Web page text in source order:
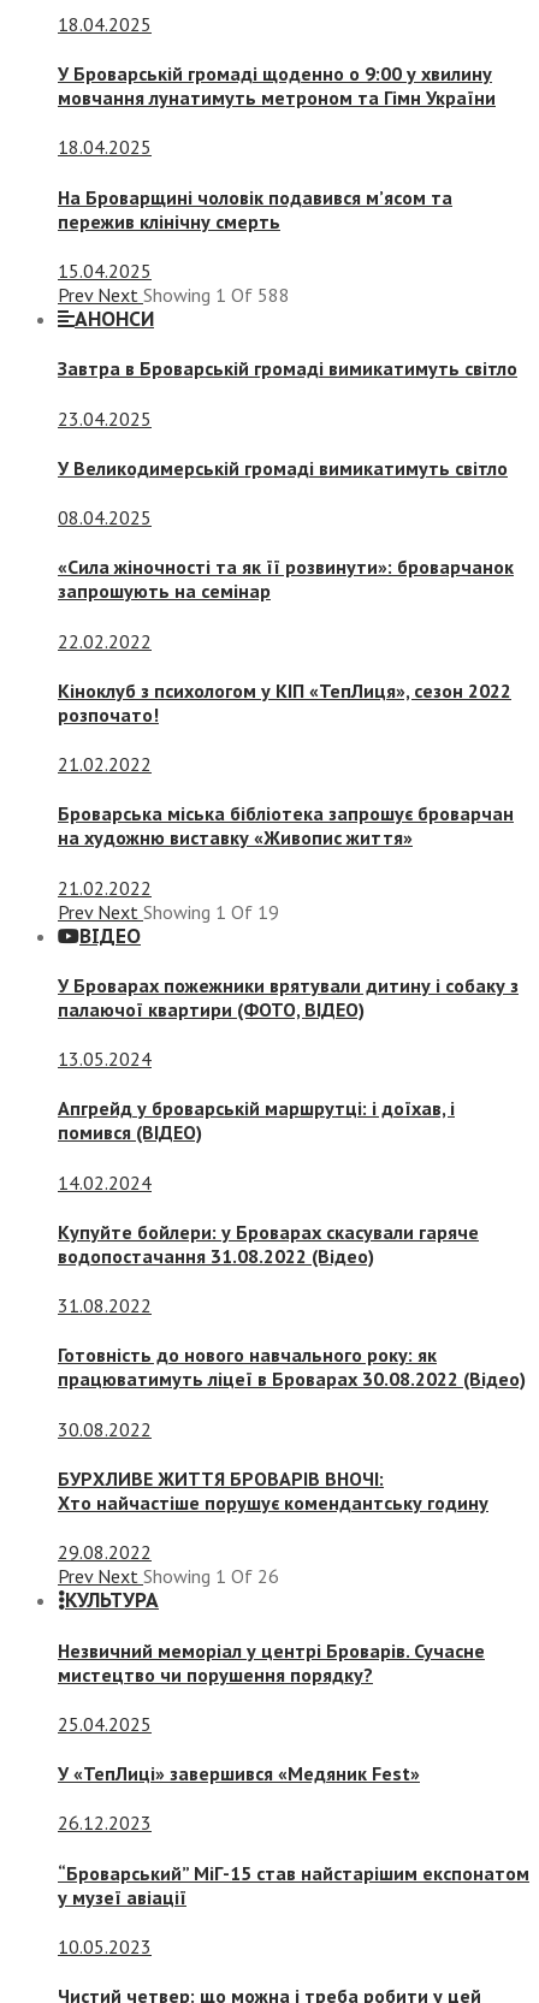
18.04.2025
У Броварській громаді щоденно о 9:00 у хвилину
мовчання лунатимуть метроном та Гімн України
18.04.2025
На Броварщині чоловік подавився м’ясом та
пережив клінічну смерть
15.04.2025
Prev Next Showing 1 Of 588
АНОНСИ
Завтра в Броварській громаді вимикатимуть світло
23.04.2025
У Великодимерській громаді вимикатимуть світло
08.04.2025
«Сила жіночності та як її розвинути»: броварчанок
запрошують на семінар
22.02.2022
Кіноклуб з психологом у КІП «ТепЛиця», сезон 2022
розпочато!
21.02.2022
Броварська міська бібліотека запрошує броварчан
на художню виставку «Живопис життя»
21.02.2022
Prev Next Showing 1 Of 19
ВІДЕО
У Броварах пожежники врятували дитину і собаку з
палаючої квартири (ФОТО, ВІДЕО)
13.05.2024
Апгрейд у броварській маршрутці: і доїхав, і
помився (ВІДЕО)
14.02.2024
Купуйте бойлери: у Броварах скасували гаряче
водопостачання 31.08.2022 (Відео)
31.08.2022
Готовність до нового навчального року: як
працюватимуть ліцеї в Броварах 30.08.2022 (Відео)
30.08.2022
БУРХЛИВЕ ЖИТТЯ БРОВАРІВ ВНОЧІ:
Хто найчастіше порушує комендантську годину
29.08.2022
Prev Next Showing 1 Of 26
КУЛЬТУРА
Незвичний меморіал у центрі Броварів. Сучасне
мистецтво чи порушення порядку?
25.04.2025
У «ТепЛиці» завершився «Медяник Fest»
26.12.2023
“Броварський” МіГ-15 став найстарішим експонатом
у музеї авіації
10.05.2023
Чистий четвер: що можна і треба робити у цей